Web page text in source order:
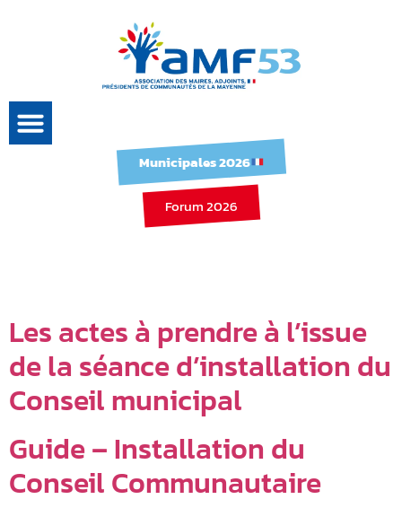
Municipales 2026
Forum 2026
Les actes à prendre à l’issue
de la séance d’installation du
Conseil municipal
Guide – Installation du
Conseil Communautaire